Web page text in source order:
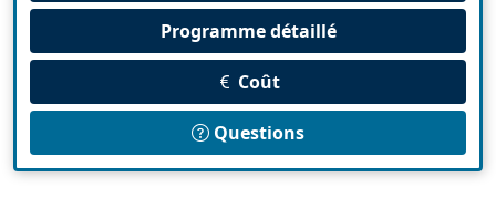
Programme détaillé
Coût
Questions